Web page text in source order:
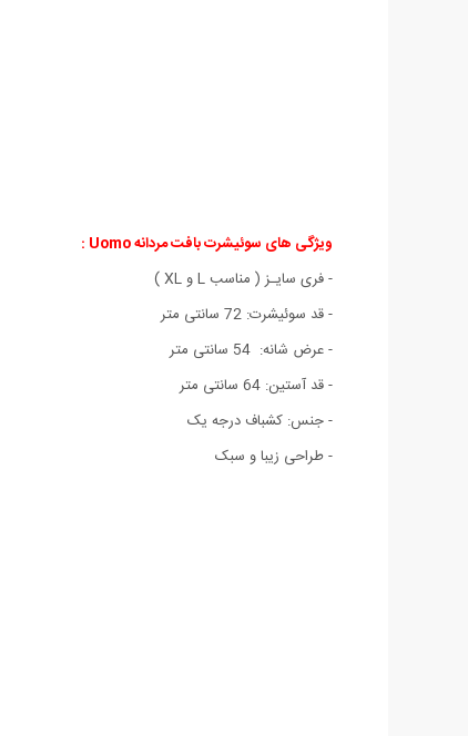
ویژگی های سوئیشرت بافت مردانه Uomo :
- فری سایـز ( مناسب L و XL )
- قد سوئیشرت: 72 سانتی متر
- عرض شانه: 54 سانتی متر
- قد آستین: 64 سانتی متر
- جنس: کشباف درجه یک
- طراحی زیبا و سبک